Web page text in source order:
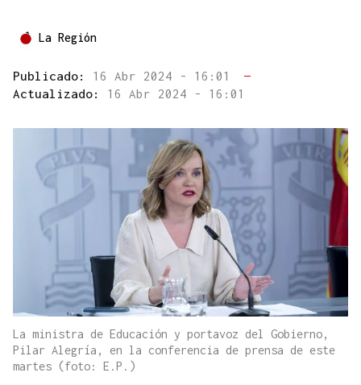
La Región
Publicado: 16 Abr 2024 - 16:01
—
Actualizado: 16 Abr 2024 - 16:01
La ministra de Educación y portavoz del Gobierno,
Pilar Alegría, en la conferencia de prensa de este
martes (foto: E.P.)